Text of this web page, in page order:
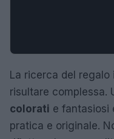
La ricerca del regalo
risultare complessa.
colorati e fantasiosi
pratica e originale.